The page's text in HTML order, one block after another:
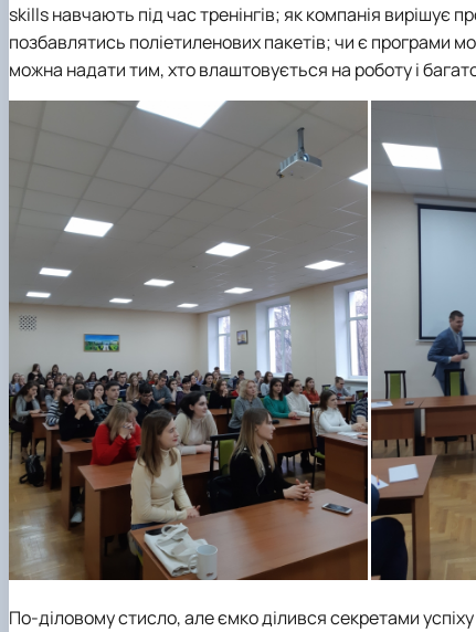
skills навчають під час тренінгів; як компанія вирішує
позбавлятись поліетиленових пакетів; чи є програми
можна надати тим, хто влаштовується на роботу і
По-діловому стисло, але ємко ділився секретами